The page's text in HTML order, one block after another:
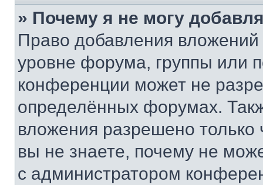
» Почему я не могу
Право добавления
уровне форума, группы или
конференции может не
определённых форумах.
вложения разрешено
вы не знаете, почему не
с администратором